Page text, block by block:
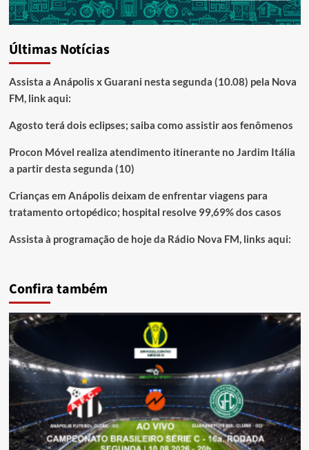
Últimas Notícias
Assista a Anápolis x Guarani nesta segunda (10.08) pela Nova
FM, link aqui:
Agosto terá dois eclipses; saiba como assistir aos fenômenos
Procon Móvel realiza atendimento itinerante no Jardim Itália
a partir desta segunda (10)
Crianças em Anápolis deixam de enfrentar viagens para
tratamento ortopédico; hospital resolve 99,69% dos casos
Assista à programação de hoje da Rádio Nova FM, links aqui:
Confira também